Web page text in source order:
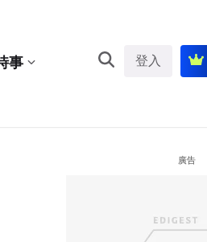
事 登入
廣告